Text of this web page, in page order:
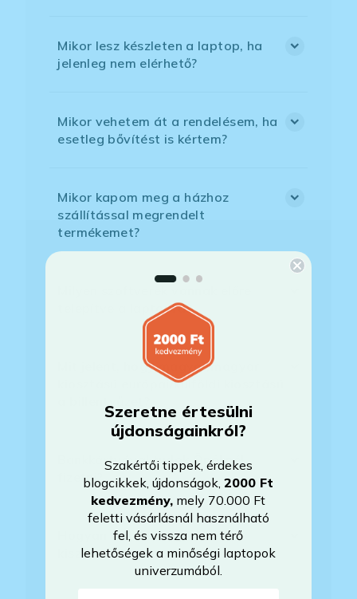
Mikor lesz készleten a laptop, ha
jelenleg nem elérhető?
Mikor vehetem át a rendelésem, ha
esetleg bővítést is kértem?
Mikor kapom meg a házhoz
szállítással megrendelt
termékemet?
telepítve a laptopra?
Mit jelent, hogy magyar/magyar
kiosztású európai/külföldi kiosztású
Bankkártyával tudok Önöknél
fizetni?
Hogyan tudom megrendelni a
kiszemelt laptopot?
Szeretne értesülni
újdonságainkról?
Szakértői tippek, érdekes
blogcikkek, újdonságok,2000 Ft
kedvezmény, mely 70.000 Ft
feletti vásárlásnál használható
fel, és vissza nem térő
lehetőségek a minőségi laptopok
univerzumából.